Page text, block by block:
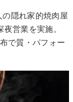
の隠れ家的焼肉屋
営業を実施。
で質・パフォー